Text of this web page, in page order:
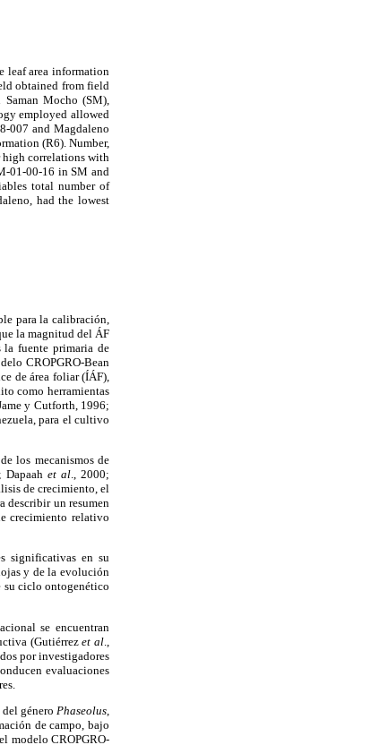
leaf area information
obtained from field
Mocho (SM),
employed allowed
007 and Magdaleno
(R6). Number,
high correlations with
01-00-16 in SM and
total number of
had the lowest
para la calibración,
la magnitud del ÁF
la fuente primaria de
CROPGRO-Bean
de área foliar (ÍÁF),
como herramientas
y Cutforth, 1996;
para el cultivo
los mecanismos de
Dapaah et al., 2000;
de crecimiento, el
describir un resumen
crecimiento relativo
significativas en su
y de la evolución
su ciclo ontogenético
se encuentran
(Gutiérrezet al
por investigadores
evaluaciones
género Phaseolus
de campo, bajo
modelo CROPGRO-